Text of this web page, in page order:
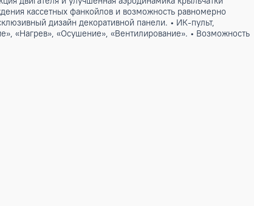
конструкция двигателя и улучшенная
охлаждения кассетных фанкойлов и
• Эксклюзивный дизайн декоративной панели.
«Нагрев», «Осушение»,